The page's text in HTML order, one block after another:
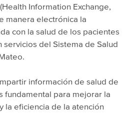
Information Exchange,
manera electrónica la
con la salud de los pacientes
del Sistema de Salud
información de salud de
fundamental para mejorar la
la eficiencia de la atención